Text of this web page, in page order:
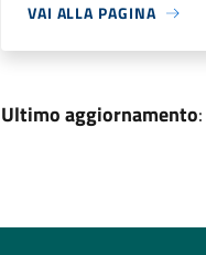
VAI ALLA PAGINA
Ultimo aggiornamento